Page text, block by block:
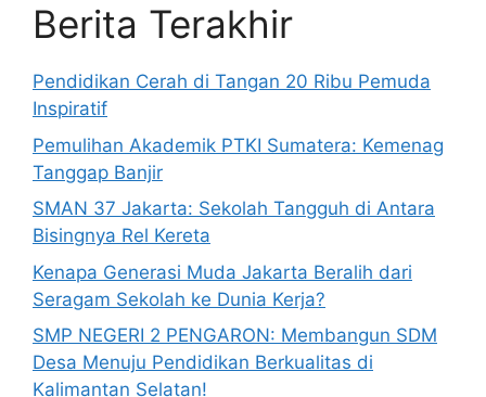
Berita Terakhir
Pendidikan Cerah di Tangan 20 Ribu Pemuda
Inspiratif
Pemulihan Akademik PTKI Sumatera: Kemenag
Tanggap Banjir
SMAN 37 Jakarta: Sekolah Tangguh di Antara
Bisingnya Rel Kereta
Kenapa Generasi Muda Jakarta Beralih dari
Seragam Sekolah ke Dunia Kerja?
SMP NEGERI 2 PENGARON: Membangun SDM
Desa Menuju Pendidikan Berkualitas di
Kalimantan Selatan!